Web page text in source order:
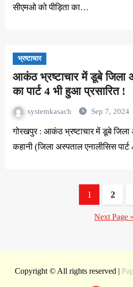
सीएमओ को पीड़िता का…
भ्रष्टाचार
आकंठ भ्रष्टाचार में डूबे जिला
का पार्ट 4 भी हुआ प्रसारित !
systemkasach Sep 7, 2024
गोरखपुर : आकंठ भ्रष्टाचार में डूबे जिला अस्पताल गोरखपुर की
कहानी (जिला अस्पताल एनालीसिस पार्ट
1 2
Next Page »
Copyright © All rights reserved |